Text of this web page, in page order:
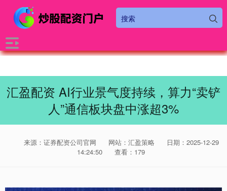
汇盈配资 AI行业景气度持续，算力“卖铲
人”通信板块盘中涨超3%
来源：证券配资公司官网 网站：汇盈策略
日期：2025-12-29
14:24:50
查看：179